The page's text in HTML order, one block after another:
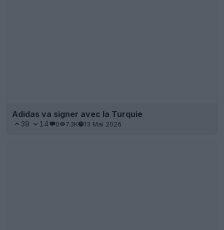
Adidas va signer avec la Turquie
39 14 0 7.3K 13 Mai 2026